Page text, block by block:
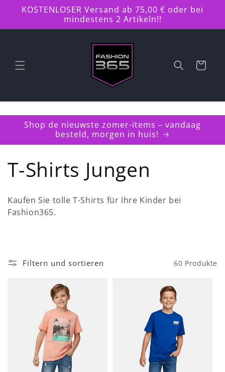
zum
KOSTENLOSER Versand ab 75,00 € oder bei
mindestens 2 Artikeln!!
Warenkorb
Shop de nieuwste zomer-items – vandaag
besteld, morgen in huis!
K
a
t
g
T-Shirts Jungen
Kaufen Sie tolle T-Shirts für Ihre Kinder bei
Fashion365.
Filtern und sortieren 60 Produkte